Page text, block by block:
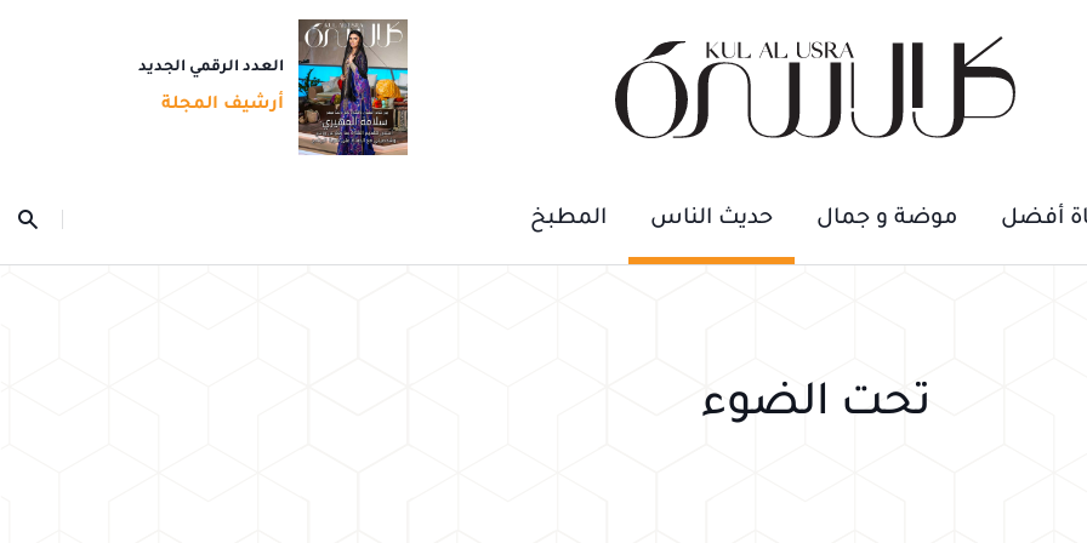
العدد الرقمي الجديد
أرشيف المجلة
أفضل موضة و جمال حديث الناس المطبخ
تحت الضوء